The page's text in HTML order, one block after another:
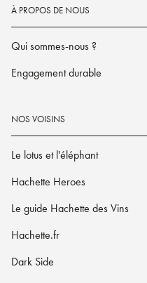
À PROPOS DE NOUS
Qui sommes-nous ?
Engagement durable
NOS VOISINS
Le lotus et l'éléphant
Hachette Heroes
Le guide Hachette des Vins
Hachette.fr
Dark Side